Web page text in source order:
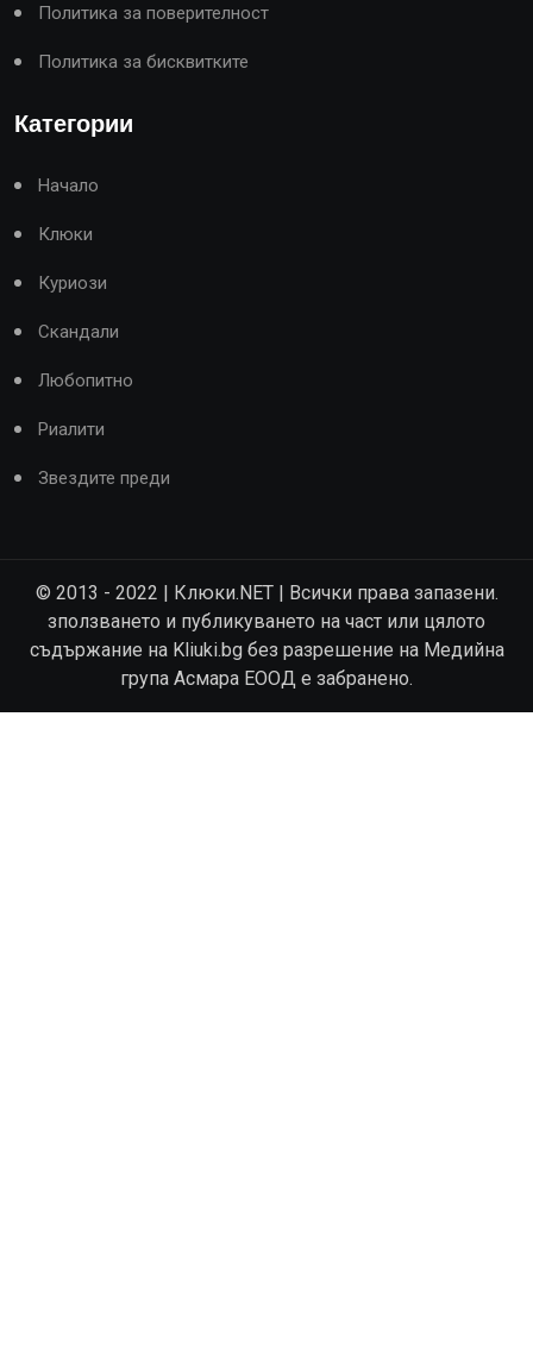
Политика за поверителност
Политика за бисквитките
Категории
Начало
Клюки
Куриози
Скандали
Любопитно
Риалити
Звездите преди
© 2013 - 2022 | Клюки.NET | Всички права запазени.
зползването и публикуването на част или цялото
съдържание на Kliuki.bg без разрешение на Медийна
група Асмара ЕООД е забранено.